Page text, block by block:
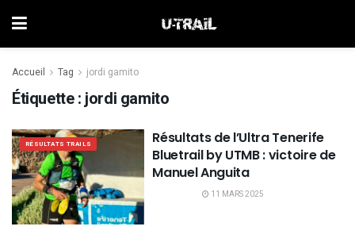
Accueil Tag jordi gamito
Étiquette :jordi gamito
RÉSULTATS TRAILS
Résultats de l’Ultra Tenerife
Bluetrail by UTMB : victoire de
Manuel Anguita
11 MARS 2025